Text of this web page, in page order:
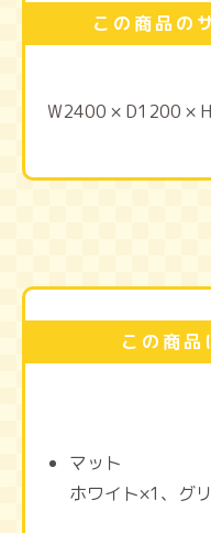
この商品の
W2400 × D1200 ×
この商品
マット
ホワイト×1、グ